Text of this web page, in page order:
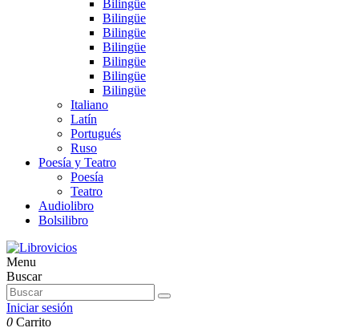
Bilingüe
Bilingüe
Bilingüe
Bilingüe
Bilingüe
Bilingüe
Bilingüe
Italiano
Latín
Portugués
Ruso
Poesía y Teatro
Poesía
Teatro
Audiolibro
Bolsilibro
Menu
Buscar
Iniciar sesión
0 Carrito